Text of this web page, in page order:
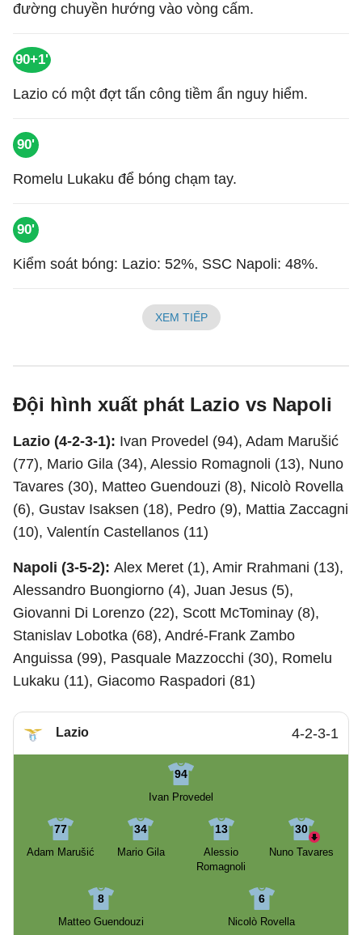
đường chuyền hướng vào vòng cấm.
90+1'
Lazio có một đợt tấn công tiềm ẩn nguy hiểm.
90'
Romelu Lukaku để bóng chạm tay.
90'
Kiểm soát bóng: Lazio: 52%, SSC Napoli: 48%.
XEM TIẾP
Đội hình xuất phát Lazio vs Napoli
Lazio (4-2-3-1): Ivan Provedel (94), Adam Marušić
(77), Mario Gila (34), Alessio Romagnoli (13), Nuno
Tavares (30), Matteo Guendouzi (8), Nicolò Rovella
(6), Gustav Isaksen (18), Pedro (9), Mattia Zaccagni
(10), Valentín Castellanos (11)
Napoli (3-5-2): Alex Meret (1), Amir Rrahmani (13),
Alessandro Buongiorno (4), Juan Jesus (5),
Giovanni Di Lorenzo (22), Scott McTominay (8),
Stanislav Lobotka (68), André-Frank Zambo
Anguissa (99), Pasquale Mazzocchi (30), Romelu
Lukaku (11), Giacomo Raspadori (81)
Lazio 4-2-3-1
94
Ivan Provedel
77
Adam Marušić
34
Mario Gila
13
Alessio
Romagnoli
30
Nuno Tavares
8
Matteo Guendouzi
6
Nicolò Rovella